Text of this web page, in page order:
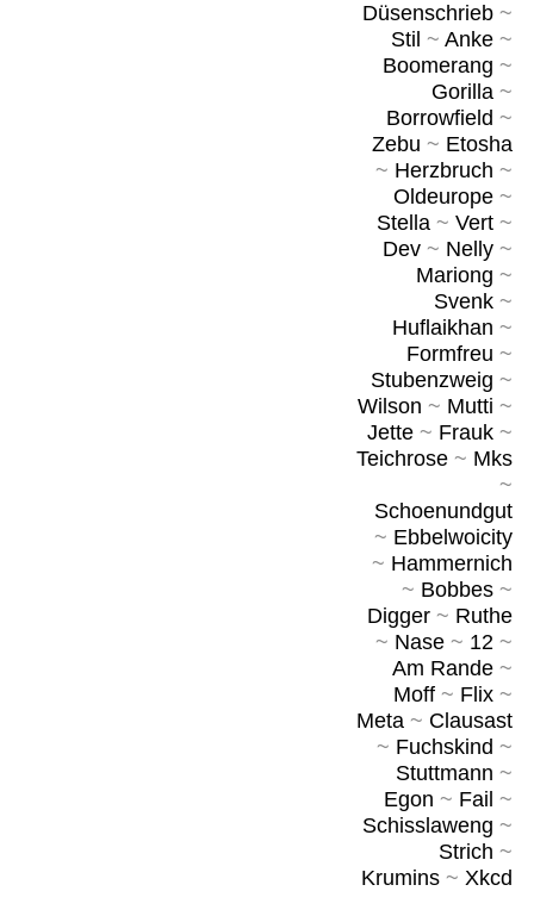
Düsenschrieb~
Stil ~ Anke~
Boomerang ~
Gorilla~
Borrowfield ~
Zebu ~ Etosha
~ Herzbruch ~
Oldeurope~
Stella~ Vert~
Dev~ Nelly~
Mariong ~
Svenk~
Huflaikhan ~
Formfreu ~
Stubenzweig ~
Wilson ~ Mutti ~
Jette~ Frauk~
Teichrose~ Mks
~
Schoenundgut
~ Ebbelwoicity
~ Hammernich
~ Bobbes~
Digger~ Ruthe
~ Nase~ 12~
Am Rande~
Moff~ Flix~
Meta~ Clausast
~ Fuchskind ~
Stuttmann ~
Egon ~ Fail ~
Schisslaweng ~
Strich ~
Krumins~ Xkcd